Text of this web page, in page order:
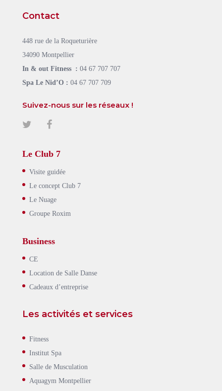
Contact
448 rue de la Roqueturière
34090 Montpellier
In & out Fitness : 04 67 707 707
Spa Le Nid’O : 04 67 707 709
Suivez-nous sur les réseaux !
Le Club 7
Visite guidée
Le concept Club 7
Le Nuage
Groupe Roxim
Business
CE
Location de Salle Danse
Cadeaux d’entreprise
Les activités et services
Fitness
Institut Spa
Salle de Musculation
Aquagym Montpellier